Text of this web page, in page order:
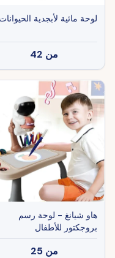
لوحة مائية لأبجدية الحيوانات
من 42
هاو شيانغ - لوحة رسم
بروجكتور للأطفال
من 25